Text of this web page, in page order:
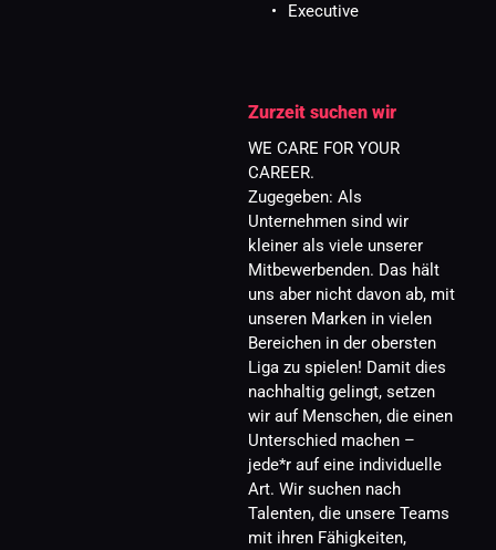
Executive
Zurzeit suchen wir
WE CARE FOR YOUR
CAREER.
Zugegeben: Als
Unternehmen sind wir
kleiner als viele unserer
Mitbewerbenden. Das hält
uns aber nicht davon ab, mit
unseren Marken in vielen
Bereichen in der obersten
Liga zu spielen! Damit dies
nachhaltig gelingt, setzen
wir auf Menschen, die einen
Unterschied machen –
jede*r auf eine individuelle
Art. Wir suchen nach
Talenten, die unsere Teams
mit ihren Fähigkeiten,